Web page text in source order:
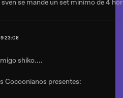
sven se mande un set minimo de 4
23:08
shiko....
Cocoonianos presentes: